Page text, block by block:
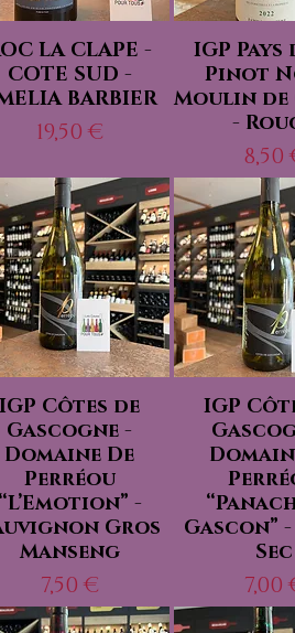
LA CLAPE -
COTE SUD -
BARBIER
Prix
19,50 €
IGP Pays
Pinot
Moulin de
-
Prix
8,50
IGP Côtes de
Gascogne -
Domaine De
Perréou
-
Gros
Manseng
Prix
7,50 €
IGP
Gascon”
Sec
Prix
7,00